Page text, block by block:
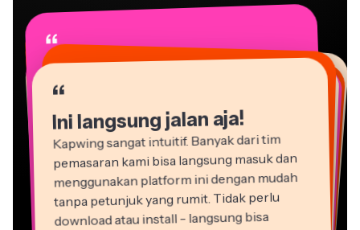
“
Ini langsung jalan aja!
Kapwing sangat intuitif. Banyak dari tim
pemasaran kami bisa langsung masuk dan
menggunakan platform ini dengan mudah
tanpa petunjuk yang rumit. Tidak perlu
download atau install - langsung bisa
“
“
“
“
“
“
“